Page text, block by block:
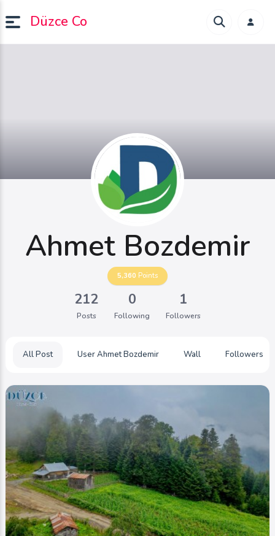
Düzce Co
Ahmet Bozdemir
5,360 Points
212
Posts
0
Following
1
Followers
All Post User Ahmet Bozdemir Wall Followers